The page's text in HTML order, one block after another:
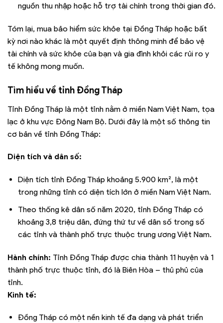
nguồn thu nhập hoặc hỗ trợ tài chính trong thời gian đó.
Tóm lại, mua bảo hiểm sức khỏe tại Đồng Tháp hoặc bất
kỳ nơi nào khác là một quyết định thông minh để bảo vệ
tài chính và sức khỏe của bạn và gia đình khỏi các rủi ro y
tế không mong muốn.
Tìm hiểu về tỉnh Đồng Tháp
Tỉnh Đồng Tháp là một tỉnh nằm ở miền Nam Việt Nam, tọa
lạc ở khu vực Đông Nam Bộ. Dưới đây là một số thông tin
cơ bản về tỉnh Đồng Tháp:
Diện tích và dân số:
Diện tích tỉnh Đồng Tháp khoảng 5.900 km², là một
trong những tỉnh có diện tích lớn ở miền Nam Việt Nam.
Theo thống kê dân số năm 2020, tỉnh Đồng Tháp có
khoảng 3,8 triệu dân, đứng thứ tư về dân số trong số
các tỉnh và thành phố trực thuộc trung ương Việt Nam.
Hành chính: Tỉnh Đồng Tháp được chia thành 11 huyện và 1
thành phố trực thuộc tỉnh, đó là Biên Hòa – thủ phủ của
tỉnh.
Kinh tế:
Đồng Tháp có một nền kinh tế đa dạng và phát triển